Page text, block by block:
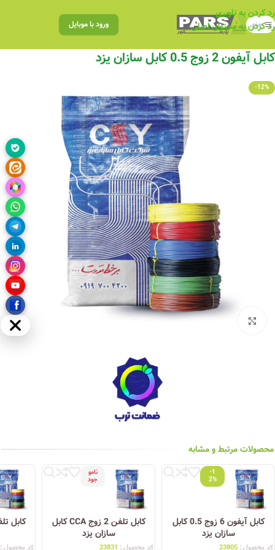
رد کردن به ناوبری
رد کردن به محتوای اصلی
منو ورود با موبایل
کابل آیفون 2 زوج 0.5 کابل سازان یزد
-12%
بزرگنمایی تصویر
محصولات مرتبط و مشابه
-1
2%
کابل آیفون 6 زوج 0.5 کابل
سازان یزد
کد محصول : 23805
نامو
جود
کابل تلفن 2 زوج CCA کابل
سازان یزد
کد محصول : 23831 کد محصول